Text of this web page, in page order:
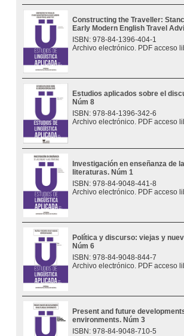
Constructing the Traveller:
Early Modern English Travel
ISBN: 978-84-1396-404-1
Archivo electrónico. PDF acceso
Estudios aplicados sobre el
Núm 8
ISBN: 978-84-1396-342-6
Archivo electrónico. PDF acceso
Investigación en enseñanza de
literaturas. Núm 1
ISBN: 978-84-9048-441-8
Archivo electrónico. PDF acceso
Política y discurso: viejas y
Núm 6
ISBN: 978-84-9048-844-7
Archivo electrónico. PDF acceso
Present and future
environments. Núm 3
ISBN: 978-84-9048-710-5